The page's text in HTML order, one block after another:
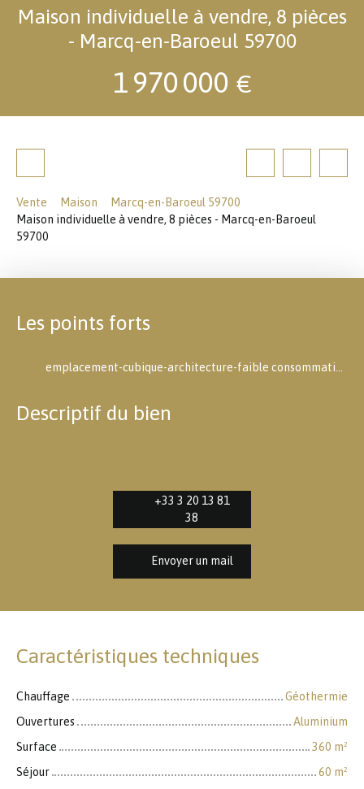
Maison individuelle à vendre, 8 pièces
- Marcq-en-Baroeul 59700
1 970 000 €
Vente Maison
Marcq-en-Baroeul 59700
Maison individuelle à vendre, 8 pièces - Marcq-en-Baroeul
59700
Les points forts
Descriptif du bien
+33 3 20 13 81
38
Envoyer un mail
Caractéristiques techniques
Chauffage
Géothermie
Ouvertures
Aluminium
Surface
360 m²
Séjour
60 m²